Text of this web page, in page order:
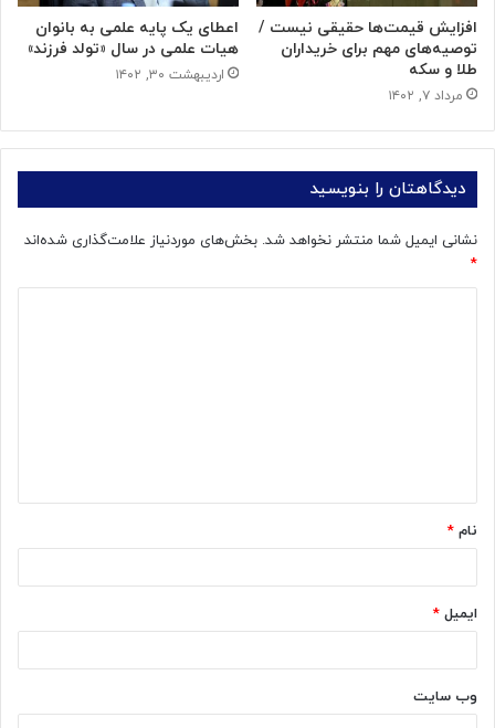
افزایش قیمت‌ها حقیقی نیست /
توصیه‌های مهم برای خریداران
طلا و سکه
مرداد ۷, ۱۴۰۲
اعطای یک پایه علمی به بانوان
هیات علمی در سال «تولد فرزند»
اردیبهشت ۳۰, ۱۴۰۲
دیدگاهتان را بنویسید
نشانی ایمیل شما منتشر نخواهد شد. بخش‌های موردنیاز علامت‌گذاری شده‌اند
*
*
نام *
ایمیل *
وب‌ سایت